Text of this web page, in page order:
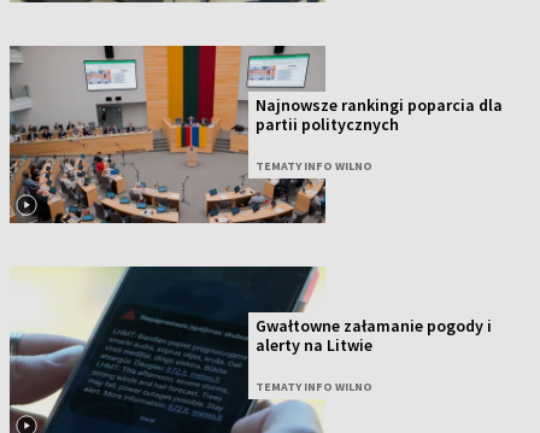
Najnowsze rankingi poparcia dla
partii politycznych
TEMATY INFO WILNO
Gwałtowne załamanie pogody i
alerty na Litwie
TEMATY INFO WILNO